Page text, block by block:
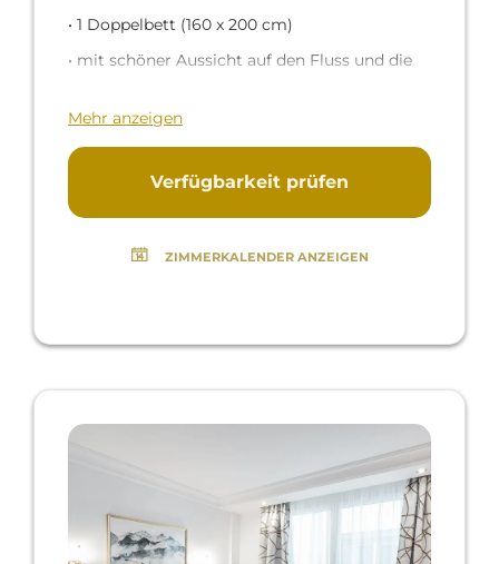
• 1 Doppelbett (160 x 200 cm)
• mit schöner Aussicht auf den Fluss und die
Das Zimmer ist kuschelig und kompakt und
zeichnet sich durch Besonderheit aus: nachts
sorgt ein naturnaher Sternenhimmel für ein
Mehr anzeigen
Verfügbarkeit prüfen
ZIMMERKALENDER ANZEIGEN